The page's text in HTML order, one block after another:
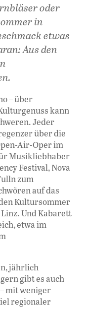
oder
in
etwas
Aus den
– über
kann
Jeder
über die
Air-Oper im
Musikliebhaber
Festival, Nova
zum
auf das
Kultursommer
Und Kabarett
etwa im
jährlich
gibt es auch
mit weniger
regionaler